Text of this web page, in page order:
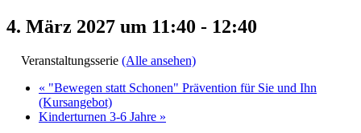
4. März 2027 um 11:40 - 12:40
Veranstaltungsserie (Alle ansehen)
« "Bewegen statt Schonen" Prävention für Sie und Ihn
(Kursangebot)
Kinderturnen 3-6 Jahre »